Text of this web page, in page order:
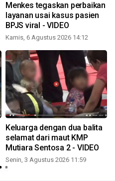
Menkes tegaskan perbaikan
layanan usai kasus pasien
BPJS viral - VIDEO
Kamis, 6 Agustus 2026 14:12
Keluarga dengan dua balita
selamat dari maut KMP
Mutiara Sentosa 2 - VIDEO
Senin, 3 Agustus 2026 11:59